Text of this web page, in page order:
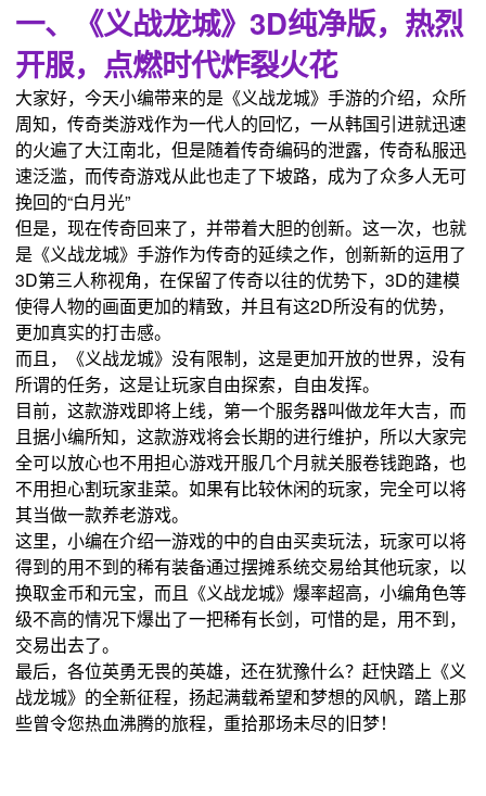
一、《义战龙城》3D纯净版，热烈
开服，点燃时代炸裂火花
大家好，今天小编带来的是《义战龙城》手游的介绍，众所
周知，传奇类游戏作为一代人的回忆，一从韩国引进就迅速
的火遍了大江南北，但是随着传奇编码的泄露，传奇私服迅
速泛滥，而传奇游戏从此也走了下坡路，成为了众多人无可
挽回的“白月光”
但是，现在传奇回来了，并带着大胆的创新。这一次，也就
是《义战龙城》手游作为传奇的延续之作，创新新的运用了
3D第三人称视角，在保留了传奇以往的优势下，3D的建模
使得人物的画面更加的精致，并且有这2D所没有的优势，
更加真实的打击感。
而且，《义战龙城》没有限制，这是更加开放的世界，没有
所谓的任务，这是让玩家自由探索，自由发挥。
目前，这款游戏即将上线，第一个服务器叫做龙年大吉，而
且据小编所知，这款游戏将会长期的进行维护，所以大家完
全可以放心也不用担心游戏开服几个月就关服卷钱跑路，也
不用担心割玩家韭菜。如果有比较休闲的玩家，完全可以将
其当做一款养老游戏。
这里，小编在介绍一游戏的中的自由买卖玩法，玩家可以将
得到的用不到的稀有装备通过摆摊系统交易给其他玩家，以
换取金币和元宝，而且《义战龙城》爆率超高，小编角色等
级不高的情况下爆出了一把稀有长剑，可惜的是，用不到，
交易出去了。
最后，各位英勇无畏的英雄，还在犹豫什么？赶快踏上《义
战龙城》的全新征程，扬起满载希望和梦想的风帆，踏上那
些曾令您热血沸腾的旅程，重拾那场未尽的旧梦！